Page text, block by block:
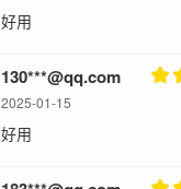
好用
130***@qq.com
2025-01-15
好用